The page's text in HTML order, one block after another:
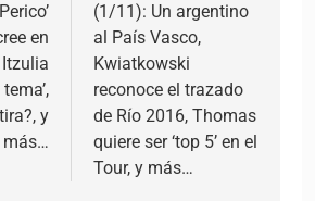
en
Itzulia
y
más…
(1/11): Un argentino
al País Vasco,
Kwiatkowski
reconoce el trazado
de Río 2016, Thomas
quiere ser ‘top 5’ en el
Tour, y más…